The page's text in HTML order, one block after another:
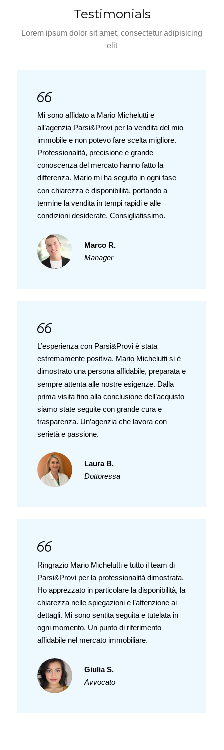
Testimonials
Lorem ipsum dolor sit amet, consectetur adipisicing
elit
Mi sono affidato a Mario Michelutti e
all’agenzia Parsi&Provi per la vendita del mio
immobile e non potevo fare scelta migliore.
Professionalità, precisione e grande
conoscenza del mercato hanno fatto la
differenza. Mario mi ha seguito in ogni fase
con chiarezza e disponibilità, portando a
termine la vendita in tempi rapidi e alle
condizioni desiderate. Consigliatissimo.
Marco R.
Manager
L’esperienza con Parsi&Provi è stata
estremamente positiva. Mario Michelutti si è
dimostrato una persona affidabile, preparata e
sempre attenta alle nostre esigenze. Dalla
prima visita fino alla conclusione dell’acquisto
siamo state seguite con grande cura e
trasparenza. Un’agenzia che lavora con
serietà e passione.
Laura B.
Dottoressa
Ringrazio Mario Michelutti e tutto il team di
Parsi&Provi per la professionalità dimostrata.
Ho apprezzato in particolare la disponibilità, la
chiarezza nelle spiegazioni e l’attenzione ai
dettagli. Mi sono sentita seguita e tutelata in
ogni momento. Un punto di riferimento
affidabile nel mercato immobiliare.
Giulia S.
Avvocato